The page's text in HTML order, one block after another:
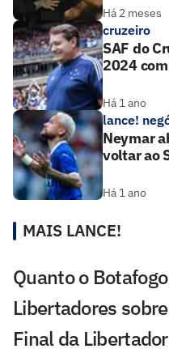
Há 2 meses
cruzeiro
SAF do
2024
Há 1 ano
lance!
Neymar
voltar ao
Há 1 ano
MAIS LANCE!
Quanto o
Libertadores
Final da